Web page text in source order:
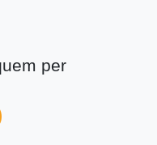
per